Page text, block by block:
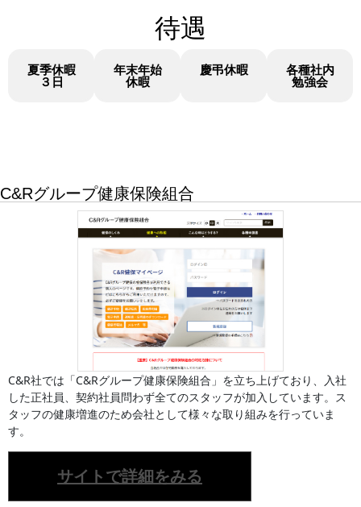
待遇
夏季休暇
３日
年末年始
休暇
慶弔休暇
各種社内
勉強会
C&Rグループ健康保険組合
C&R社では「C&Rグループ健康保険組合」を立ち上げており、入社
した正社員、契約社員問わず全てのスタッフが加入しています。ス
タッフの健康増進のため会社として様々な取り組みを行っていま
す。
サイトで詳細をみる